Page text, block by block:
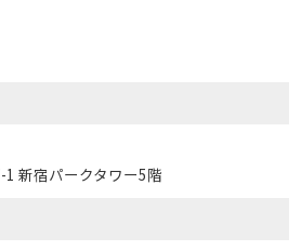
新宿パークタワー5階